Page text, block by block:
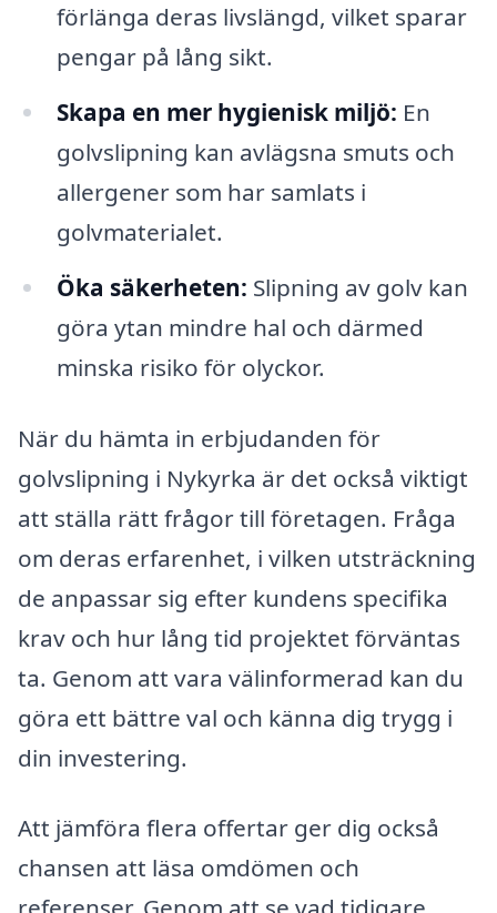
förlänga deras livslängd, vilket sparar
pengar på lång sikt.
Skapa en mer hygienisk miljö: En
golvslipning kan avlägsna smuts och
allergener som har samlats i
golvmaterialet.
Öka säkerheten: Slipning av golv kan
göra ytan mindre hal och därmed
minska risiko för olyckor.
När du hämta in erbjudanden för
golvslipning i Nykyrka är det också viktigt
att ställa rätt frågor till företagen. Fråga
om deras erfarenhet, i vilken utsträckning
de anpassar sig efter kundens specifika
krav och hur lång tid projektet förväntas
ta. Genom att vara välinformerad kan du
göra ett bättre val och känna dig trygg i
din investering.
Att jämföra flera offertar ger dig också
chansen att läsa omdömen och